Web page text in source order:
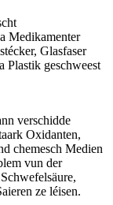
Medikamenter
Glasfaser
Plastik geschweest
verschidde
Oxidanten,
chemesch Medien
vun der
ze léisen.